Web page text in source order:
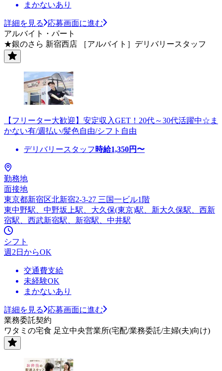
まかないあり
詳細を見る
応募画面に進む
アルバイト・パート
★銀のさら 新宿西店 ［アルバイト］デリバリースタッフ
【フリーター大歓迎】安定収入GET！20代～30代活躍中☆ま
かない有/週払い/髪色自由/シフト自由
デリバリースタッフ 時給1,350円〜
勤務地
面接地
東京都新宿区北新宿2-3-27 三国一ビル1階
東中野駅、中野坂上駅、大久保(東京)駅、新大久保駅、西新
宿駅、西武新宿駅、新宿駅、中井駅
シフト
週2日からOK
交通費支給
未経験OK
まかないあり
詳細を見る
応募画面に進む
業務委託契約
ワタミの宅食 足立中央営業所(宅配/業務委託/主婦(夫)向け)